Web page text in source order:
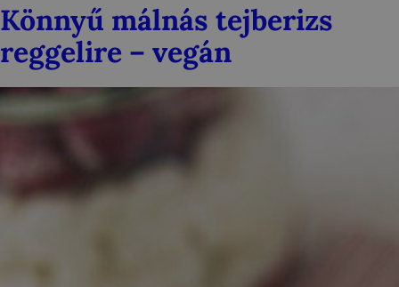
Könnyű málnás tejberizs
reggelire – vegán